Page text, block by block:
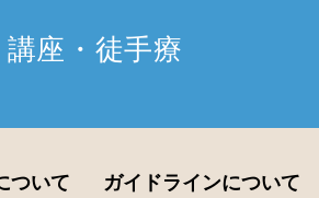
座・徒手療
ついて ガイドラインについて